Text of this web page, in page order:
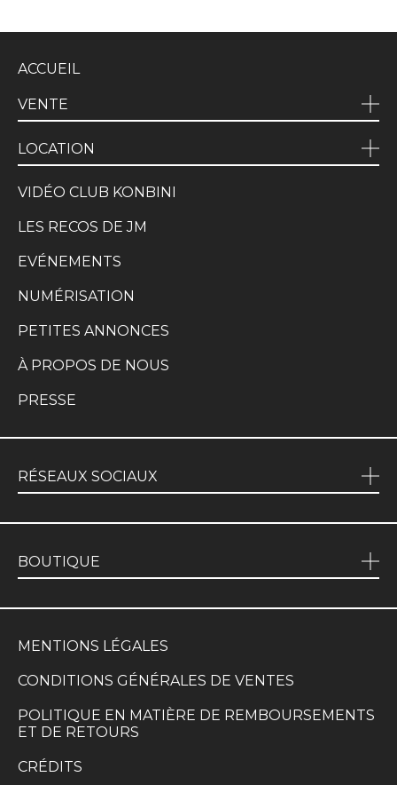
ACCUEIL
VENTE
LOCATION
VIDÉO CLUB KONBINI
LES RECOS DE JM
EVÉNEMENTS
NUMÉRISATION
PETITES ANNONCES
À PROPOS DE NOUS
PRESSE
RÉSEAUX SOCIAUX
BOUTIQUE
MENTIONS LÉGALES
CONDITIONS GÉNÉRALES DE VENTES
POLITIQUE EN MATIÈRE DE REMBOURSEMENTS
ET DE RETOURS
CRÉDITS